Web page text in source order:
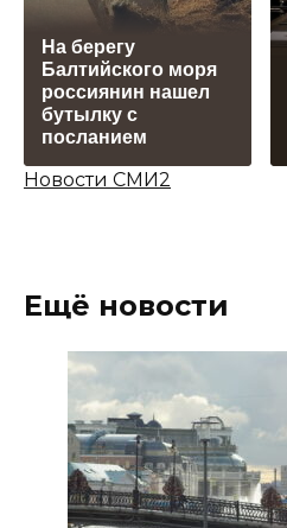
На берегу
Балтийского моря
россиянин нашел
бутылку с
посланием
Новости СМИ2
Ещё новости